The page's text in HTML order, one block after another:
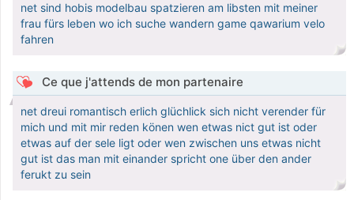
net sind hobis modelbau spatzieren am libsten mit meiner
frau fürs leben wo ich suche wandern game qawarium velo
fahren
Ce que j'attends de mon partenaire
net dreui romantisch erlich glüchlick sich nicht verender für
mich und mit mir reden könen wen etwas nict gut ist oder
etwas auf der sele ligt oder wen zwischen uns etwas nicht
gut ist das man mit einander spricht one über den ander
ferukt zu sein